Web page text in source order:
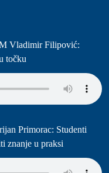
Vladimir Filipović:
točku
Primorac: Studenti
znanje u praksi